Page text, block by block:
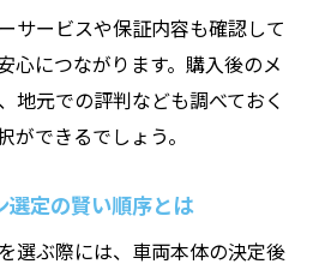
な維持費の比較方法を解説
の新車販売のメリットとは
費を抑える具体的な工夫
肢広がる分割・リースの違
リースの費用比較のポイン
サービスや保証内容も確認して
心につながります。購入後のメ
地元での評判なども調べておく
ができるでしょう。
選定の賢い順序とは
選ぶ際には、車両本体の決定後